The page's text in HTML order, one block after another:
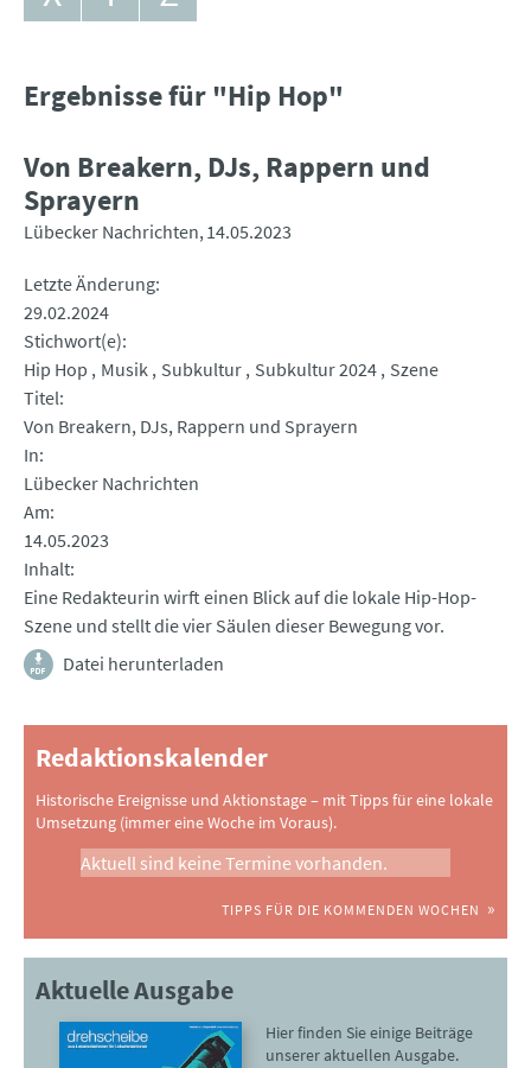
Ergebnisse für "Hip Hop"
Von Breakern, DJs, Rappern und
Sprayern
Lübecker Nachrichten 14.05.2023
Letzte Änderung
29.02.2024
Stichwort(e)
Hip Hop
Musik Subkultur Subkultur 2024 Szene
Titel
Von Breakern, DJs, Rappern und Sprayern
In
Lübecker Nachrichten
Am
14.05.2023
Inhalt
Eine Redakteurin wirft einen Blick auf die lokale Hip-Hop-
Szene und stellt die vier Säulen dieser Bewegung vor.
Datei herunterladen
Redaktionskalender
Historische Ereignisse und Aktionstage – mit Tipps für eine lokale
Umsetzung (immer eine Woche im Voraus).
Aktuell sind keine Termine vorhanden.
TIPPS FÜR DIE KOMMENDEN WOCHEN
Aktuelle Ausgabe
Hier finden Sie einige Beiträge
unserer aktuellen Ausgabe.